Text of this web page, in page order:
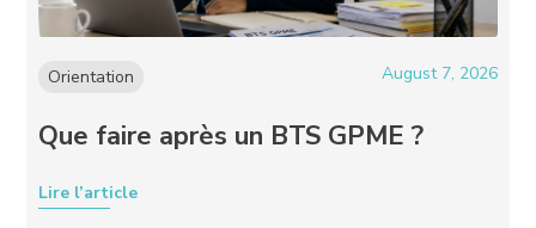
Orientation August 7, 2026
Que faire après un BTS GPME ?
Lire l’article